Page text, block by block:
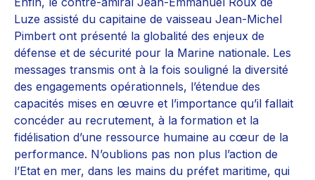
Luze assisté du capitaine de vaisseau Jean-Michel
Pimbert ont présenté la globalité des enjeux de
défense et de sécurité pour la Marine nationale. Les
messages transmis ont à la fois souligné la diversité
des engagements opérationnels, l’étendue des
capacités mises en œuvre et l’importance qu’il fallait
concéder au recrutement, à la formation et la
fidélisation d’une ressource humaine au cœur de la
performance. N’oublions pas non plus l’action de
l’Etat en mer, dans les mains du préfet maritime, qui